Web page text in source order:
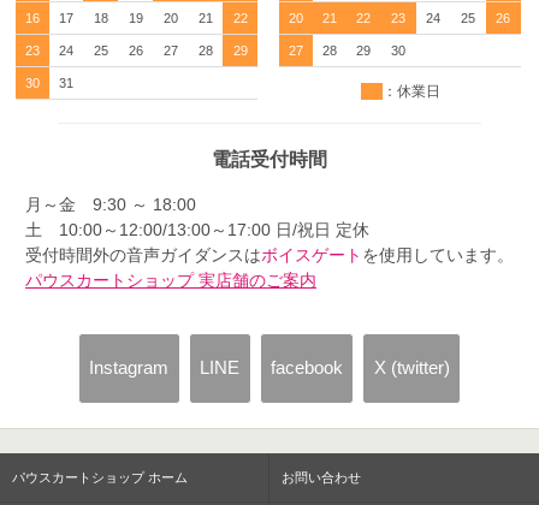
16 17 18 19 20 21 22
23 24 25 26 27 28 29
30 31
20 21 22 23 24 25 26
27 28 29 30
：休業日
電話受付時間
月～金 9:30 ～ 18:00
土 10:00～12:00/13:00～17:00 日/祝日 定休
受付時間外の音声ガイダンスはボイスゲート を使用しています。
パウスカートショップ 実店舗のご案内
Instagram LINE facebook X (twitter)
パウスカートショップ ホーム お問い合わせ